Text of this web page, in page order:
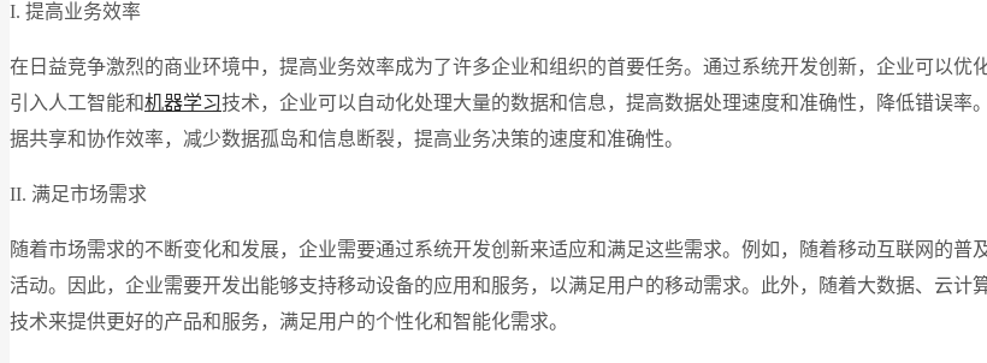
I. 提高业务效率
在日益竞争激烈的商业环境中，提高业务效率成为了许多企业和组织的首要任务。通过系统开发创新，企业可以
引入人工智能和机器学习技术，企业可以自动化处理大量的数据和信息，提高数据处理速度和准确性，降低错误
据共享和协作效率，减少数据孤岛和信息断裂，提高业务决策的速度和准确性。
II. 满足市场需求
随着市场需求的不断变化和发展，企业需要通过系统开发创新来适应和满足这些需求。例如，随着移动互联网的
活动。因此，企业需要开发出能够支持移动设备的应用和服务，以满足用户的移动需求。此外，随着大数据、云
技术来提供更好的产品和服务，满足用户的个性化和智能化需求。